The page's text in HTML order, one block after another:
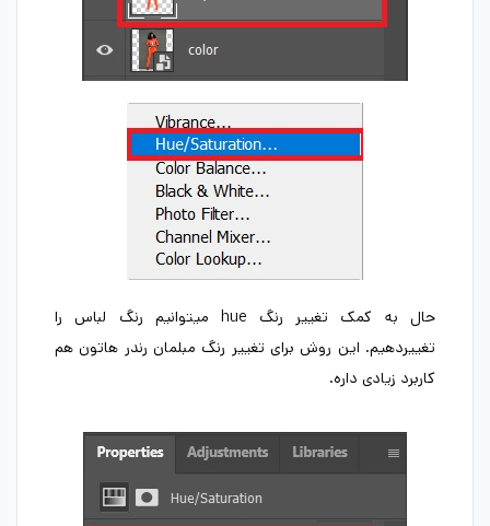
حال به کمک تغییر رنگ hue میتوانیم رنگ لباس را
تغییردهیم. این روش برای تغییر رنگ مبلمان رندر هاتون هم
کاربرد زیادی داره.